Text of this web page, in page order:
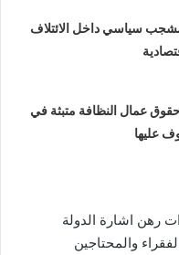
سياسي داخل الائتلاف
عمال النظافة متبثة في
عليها
رهن اشارة الدولة
الفقراء والمحتاجين